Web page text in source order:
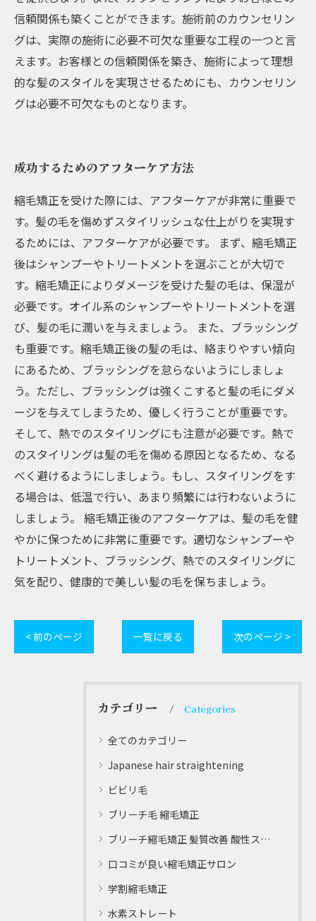
信頼関係も築くことができます。施術前のカウンセリン
グは、実際の施術に必要不可欠な重要な工程の一つと言
えます。お客様との信頼関係を築き、施術によって理想
的な髪のスタイルを実現させるためにも、カウンセリン
グは必要不可欠なものとなります。
成功するためのアフターケア方法
縮毛矯正を受けた際には、アフターケアが非常に重要で
す。髪の毛を傷めずスタイリッシュな仕上がりを実現す
るためには、アフターケアが必要です。 まず、縮毛矯正
後はシャンプーやトリートメントを選ぶことが大切で
す。縮毛矯正によりダメージを受けた髪の毛は、保湿が
必要です。オイル系のシャンプーやトリートメントを選
び、髪の毛に潤いを与えましょう。 また、ブラッシング
も重要です。縮毛矯正後の髪の毛は、絡まりやすい傾向
にあるため、ブラッシングを怠らないようにしましょ
う。ただし、ブラッシングは強くこすると髪の毛にダメ
ージを与えてしまうため、優しく行うことが重要です。
そして、熱でのスタイリングにも注意が必要です。熱で
のスタイリングは髪の毛を傷める原因となるため、なる
べく避けるようにしましょう。もし、スタイリングをす
る場合は、低温で行い、あまり頻繁には行わないように
しましょう。 縮毛矯正後のアフターケアは、髪の毛を健
やかに保つために非常に重要です。適切なシャンプーや
トリートメント、ブラッシング、熱でのスタイリングに
気を配り、健康的で美しい髪の毛を保ちましょう。
< 前のページ 一覧に戻る 次のページ >
カテゴリー Categories
全てのカテゴリー
Japanese hair straightening
ビビリ毛
ブリーチ毛 縮毛矯正
ブリーチ縮毛矯正 髪質改善 酸性ストレート
口コミが良い縮毛矯正サロン
学割縮毛矯正
水素ストレート